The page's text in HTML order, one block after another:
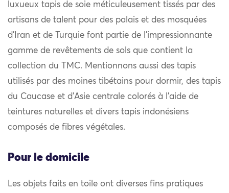
luxueux tapis de soie méticuleusement tissés par des
artisans de talent pour des palais et des mosquées
d’Iran et de Turquie font partie de l’impressionnante
gamme de revêtements de sols que contient la
collection du TMC. Mentionnons aussi des tapis
utilisés par des moines tibétains pour dormir, des tapis
du Caucase et d’Asie centrale colorés à l’aide de
teintures naturelles et divers tapis indonésiens
composés de fibres végétales.
Pour le domicile
Les objets faits en toile ont diverses fins pratiques